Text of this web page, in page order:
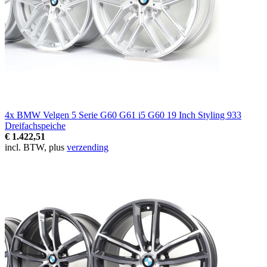
4x BMW Velgen 5 Serie G60 G61 i5 G60 19 Inch Styling 933
Dreifachspeiche
€ 1.422,51
incl. BTW, plus verzending